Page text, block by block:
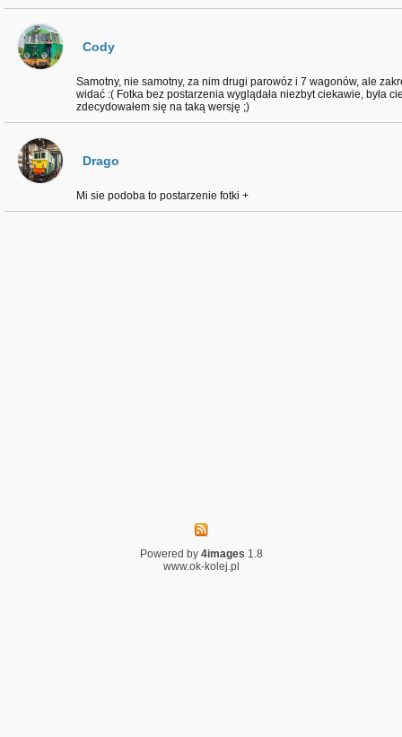
Cody
Samotny, nie samotny, za nim drugi parowóz i 7 wagonów, ale
widać :( Fotka bez postarzenia wyglądała niezbyt ciekawie, była
zdecydowałem się na taką wersję ;)
Drago
Mi sie podoba to postarzenie fotki +
Powered by 4images 1.8
www.ok-kolej.pl